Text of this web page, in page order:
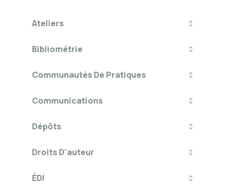
Ateliers
Bibliométrie
Communautés De Pratiques
Communications
Dépôts
Droits D'auteur
ÉDI